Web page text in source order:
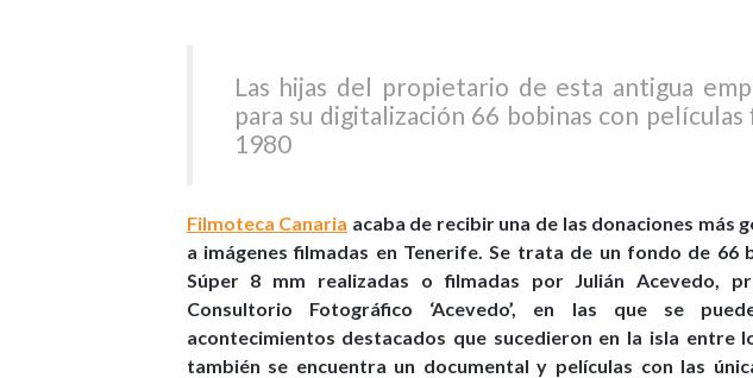
Las hijas del propietario de esta antigua
para su digitalización 66 bobinas con
1980
Filmoteca Canaria acaba de recibir una de las donaciones más
a imágenes filmadas en Tenerife. Se trata de un fondo de 66
Súper 8 mm realizadas o filmadas por Julián Acevedo,
Consultorio Fotográfico ‘Acevedo’, en las que se
acontecimientos destacados que sucedieron en la isla entre
también se encuentra un documental y películas con las